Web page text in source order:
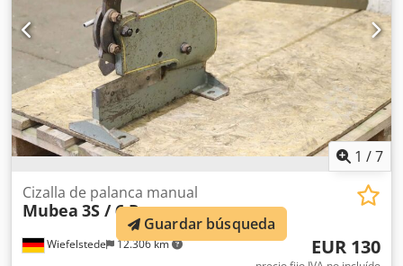
1 /7
Wiefelstede 12.306 km
Cizalla de palanca manual
Mubea 3S / 6 R
EUR 130
Guardar búsqueda